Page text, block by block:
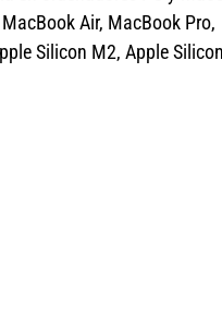
Air, MacBook Pro,
Silicon M2, Apple